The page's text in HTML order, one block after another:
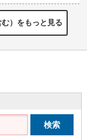
）をもっと見る